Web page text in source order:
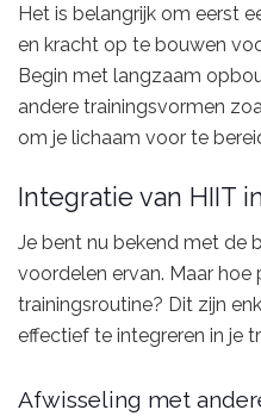
Het is belangrijk om eerst
en kracht op te bouwen
Begin met langzaam
andere trainingsvormen
om je lichaam voor te
Integratie van HIIT
Je bent nu bekend met de
voordelen ervan. Maar hoe
trainingsroutine? Dit zijn
effectief te integreren in je
Afwisseling met